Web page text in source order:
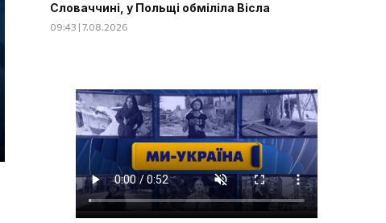
Словаччині, у Польщі обміліла Вісла
09:43 | 7.08.2026